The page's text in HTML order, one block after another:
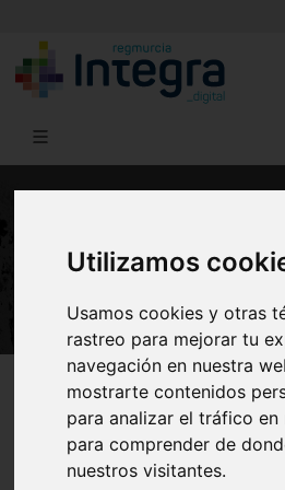
Utilizamos
Usamos cookies y otras
rastreo para mejorar tu
navegación en nuestra
mostrarte contenidos
para analizar el tráfico en
para comprender de
nuestros visitantes.
Región de Murcia Digital
Introducción Árboles